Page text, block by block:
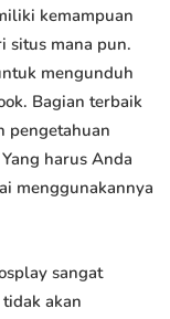
kemampuan
situs mana pun.
mengunduh
Bagian terbaik
pengetahuan
harus Anda
menggunakannya
sangat
akan